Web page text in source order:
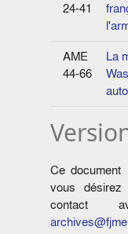
24-41
AME
44-66
La
Ce
vous
contact